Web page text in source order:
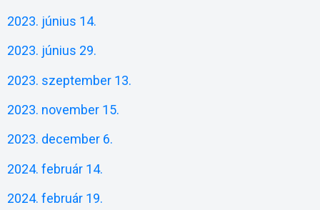
2023. június 14.
2023. június 29.
2023. szeptember 13.
2023. november 15.
2023. december 6.
2024. február 14.
2024. február 19.